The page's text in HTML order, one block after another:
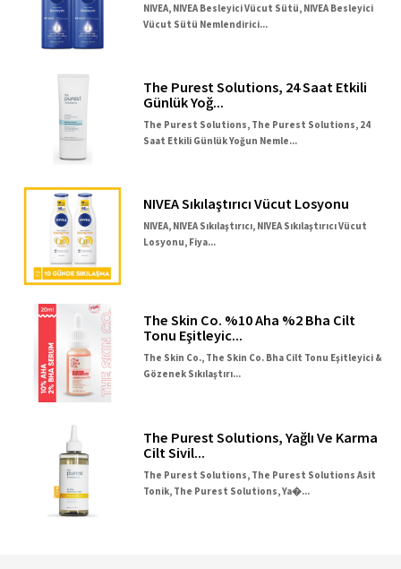
NIVEA, NIVEA Besleyici Vücut Sütü, NIVEA Besleyici
Vücut Sütü Nemlendirici...
The Purest Solutions, 24 Saat Etkili
Günlük Yoğ...
The Purest Solutions, The Purest Solutions, 24
Saat Etkili Günlük Yoğun Nemle...
NIVEA Sıkılaştırıcı Vücut Losyonu
NIVEA, NIVEA Sıkılaştırıcı, NIVEA Sıkılaştırıcı Vücut
Losyonu, Fiya...
The Skin Co. %10 Aha %2 Bha Cilt
Tonu Eşitleyic...
The Skin Co., The Skin Co. Bha Cilt Tonu Eşitleyici &
Gözenek Sıkılaştırı...
The Purest Solutions, Yağlı Ve Karma
Cilt Sivil...
The Purest Solutions, The Purest Solutions Asit
Tonik, The Purest Solutions, Ya�...